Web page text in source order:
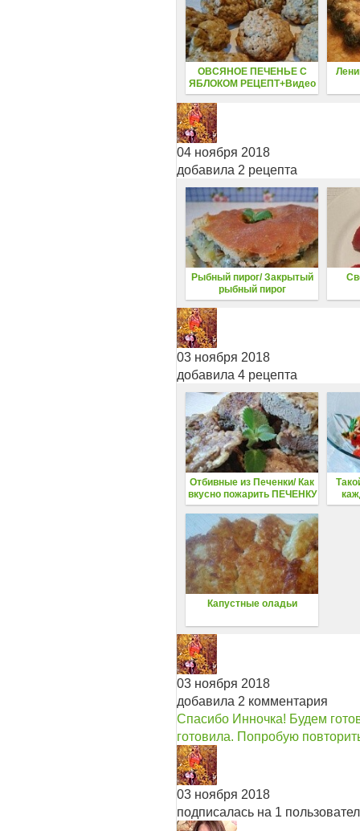
ОВСЯНОЕ ПЕЧЕНЬЕ С
ЯБЛОКОМ РЕЦЕПТ+Видео
04 ноября 2018
добавила 2 рецепта
Рыбный пирог/ Закрытый
рыбный пирог
03 ноября 2018
добавила 4 рецепта
Отбивные из Печенки/ Как
вкусно пожарить ПЕЧЕНКУ
Капустные оладьи
03 ноября 2018
добавила 2 комментария
Спасибо Инночка! Будем
готовила. Попробую
03 ноября 2018
подписалась на 1